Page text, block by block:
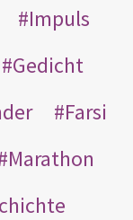
Impuls
Gedicht
Farsi
Marathon